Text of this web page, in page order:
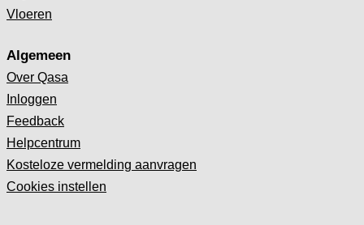
Vloeren
Algemeen
Over Qasa
Inloggen
Feedback
Helpcentrum
Kosteloze vermelding aanvragen
Cookies instellen